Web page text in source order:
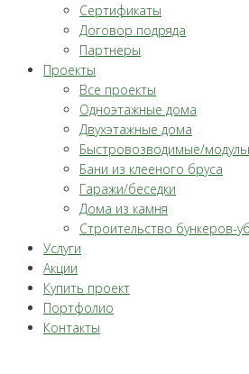
Сертификаты
Договор подряда
Партнеры
Проекты
Все проекты
Одноэтажные дома
Двухэтажные дома
Быстровозводимые/
Бани из клееного бруса
Гаражи/беседки
Дома из камня
Строительство бункеров-
Услуги
Акции
Купить проект
Портфолио
Контакты